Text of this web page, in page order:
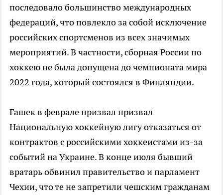
последовало большинство международных
федераций, что повлекло за собой исключение
российских спортсменов из всех значимых
мероприятий. В частности, сборная России по
хоккею не была допущена до чемпионата мира
2022 года, который состоялся в Финляндии.
Гашек в феврале призвал призвал
Национальную хоккейную лигу отказаться от
контрактов с российскими хоккеистами из-за
событий на Украине. В конце июля бывший
вратарь обвинил правительство и парламент
Чехии, что те не запретили чешским гражданам